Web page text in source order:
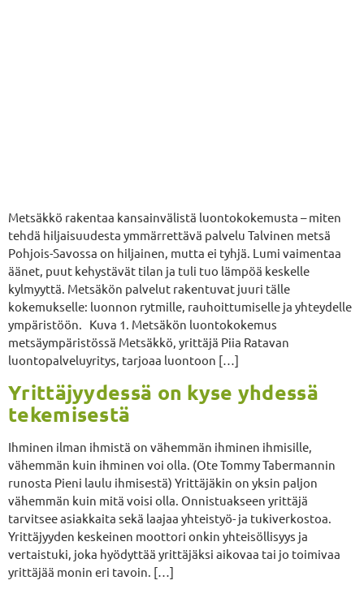
Metsäkkö rakentaa kansainvälistä luontokokemusta – miten
tehdä hiljaisuudesta ymmärrettävä palvelu Talvinen metsä
Pohjois-Savossa on hiljainen, mutta ei tyhjä. Lumi vaimentaa
äänet, puut kehystävät tilan ja tuli tuo lämpöä keskelle
kylmyyttä. Metsäkön palvelut rakentuvat juuri tälle
kokemukselle: luonnon rytmille, rauhoittumiselle ja yhteydelle
ympäristöön. Kuva 1. Metsäkön luontokokemus
metsäympäristössä Metsäkkö, yrittäjä Piia Ratavan
luontopalveluyritys, tarjoaa luontoon […]
Yrittäjyydessä on kyse yhdessä
tekemisestä
Ihminen ilman ihmistä on vähemmän ihminen ihmisille,
vähemmän kuin ihminen voi olla. (Ote Tommy Tabermannin
runosta Pieni laulu ihmisestä) Yrittäjäkin on yksin paljon
vähemmän kuin mitä voisi olla. Onnistuakseen yrittäjä
tarvitsee asiakkaita sekä laajaa yhteistyö- ja tukiverkostoa.
Yrittäjyyden keskeinen moottori onkin yhteisöllisyys ja
vertaistuki, joka hyödyttää yrittäjäksi aikovaa tai jo toimivaa
yrittäjää monin eri tavoin. […]